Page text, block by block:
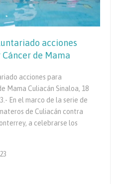
acciones
de Mama
acciones para
Mama Culiacán Sinaloa, 18
En el marco de la serie de
de Culiacán contra
a celebrarse los